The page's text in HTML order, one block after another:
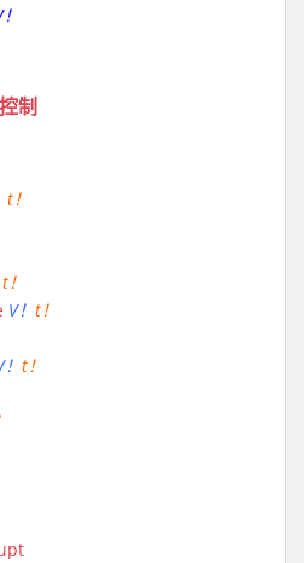
制
t！
t！
V！ t！
t！